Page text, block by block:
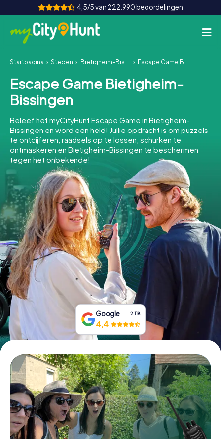
4,5/5 van 222.990 beoordelingen
Hoe het werkt
Steden
Teamevenement
Tickets
INT AT CH
DE
ES
FR UK
IE
IT
NL
Boek tickets
Koop cadeaubonnen
Startpagina Steden Bietigheim-Bissingen Escape Game Bietigheim-Bissingen
Escape Game Bietigheim-
Bissingen
Beleef het myCityHunt Escape Game in Bietigheim-
Bissingen en word een held! Jullie opdracht is om puzzels
te ontcijferen, raadsels op te lossen, schurken te
ontmaskeren en Bietigheim-Bissingen te beschermen
tegen het onbekende!
Google 2.118
4,4